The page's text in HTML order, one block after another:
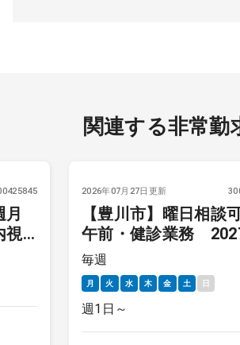
関連する非常勤
視
2026年07月27日更新
【豊川市】曜日相談
午前・健診業務
月～
毎週
月 火 水 木 金 土 日
週1日～